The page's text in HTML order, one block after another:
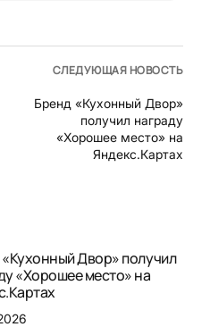
СЛЕДУЮЩАЯ НОВОСТЬ
Бренд «Кухонный Двор»
получил награду
«Хорошее место» на
Яндекс.Картах
Двор» получил
«Хорошее место» на